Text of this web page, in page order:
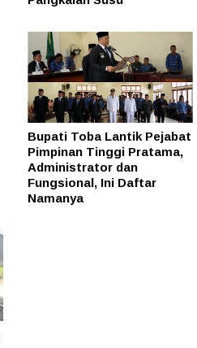
Bupati Toba Lantik Pejabat
Pimpinan Tinggi Pratama,
Administrator dan
Fungsional, Ini Daftar
Namanya